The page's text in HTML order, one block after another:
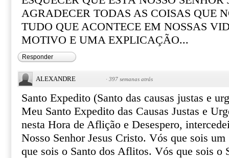
AGRADECER TODAS AS COISAS QUE
TUDO QUE ACONTECE EM NOSSAS
MOTIVO E UMA EXPLICAÇÃO...
Responder
ALEXANDRE · 397 semanas atrás
Santo Expedito (Santo das causas justas e
Meu Santo Expedito das Causas Justas e
nesta Hora de Aflição e Desespero,
Nosso Senhor Jesus Cristo. Vós que sois
que sois o Santo dos Aflitos. Vós que sois o